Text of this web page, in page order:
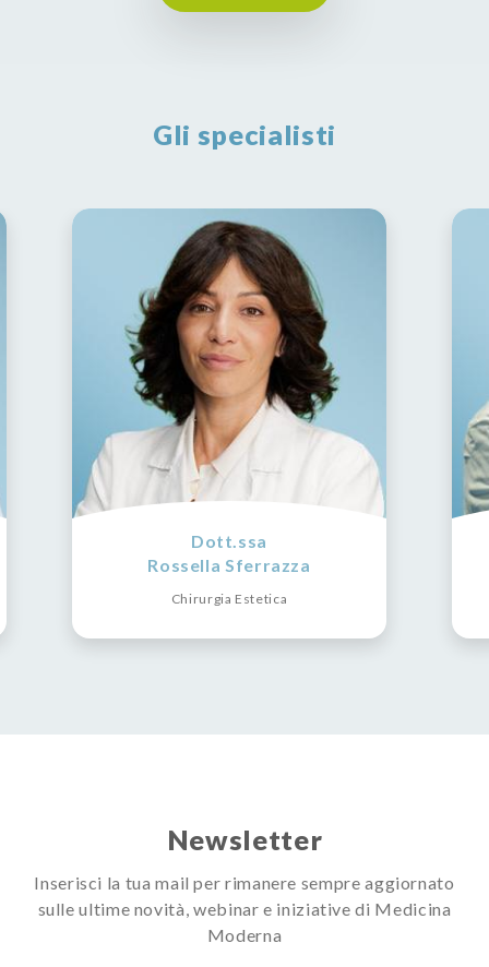
Gli specialisti
Dott.ssa
Rossella Sferrazza
Chirurgia Estetica
Newsletter
Inserisci la tua mail per rimanere sempre aggiornato
sulle ultime novità, webinar e iniziative di Medicina
Moderna